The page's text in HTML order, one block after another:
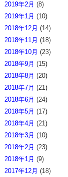
2019年2月 (8)
2019年1月 (10)
2018年12月 (14)
2018年11月 (18)
2018年10月 (23)
2018年9月 (15)
2018年8月 (20)
2018年7月 (21)
2018年6月 (24)
2018年5月 (17)
2018年4月 (21)
2018年3月 (10)
2018年2月 (23)
2018年1月 (9)
2017年12月 (18)